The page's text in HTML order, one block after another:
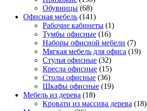
Обувницы (68)
Офисная мебель (141)
Рабочие кабинеты (1)
Тумбы офисные (16)
Наборы офисной мебели (7)
Мягкая мебель для офиса (19)
Стулья офисные (32)
Кресла офисные (15)
Столы офисные (36)
Шкафы офисные (19)
Мебель из дерева (18)
Кровати из массива дерева (18)